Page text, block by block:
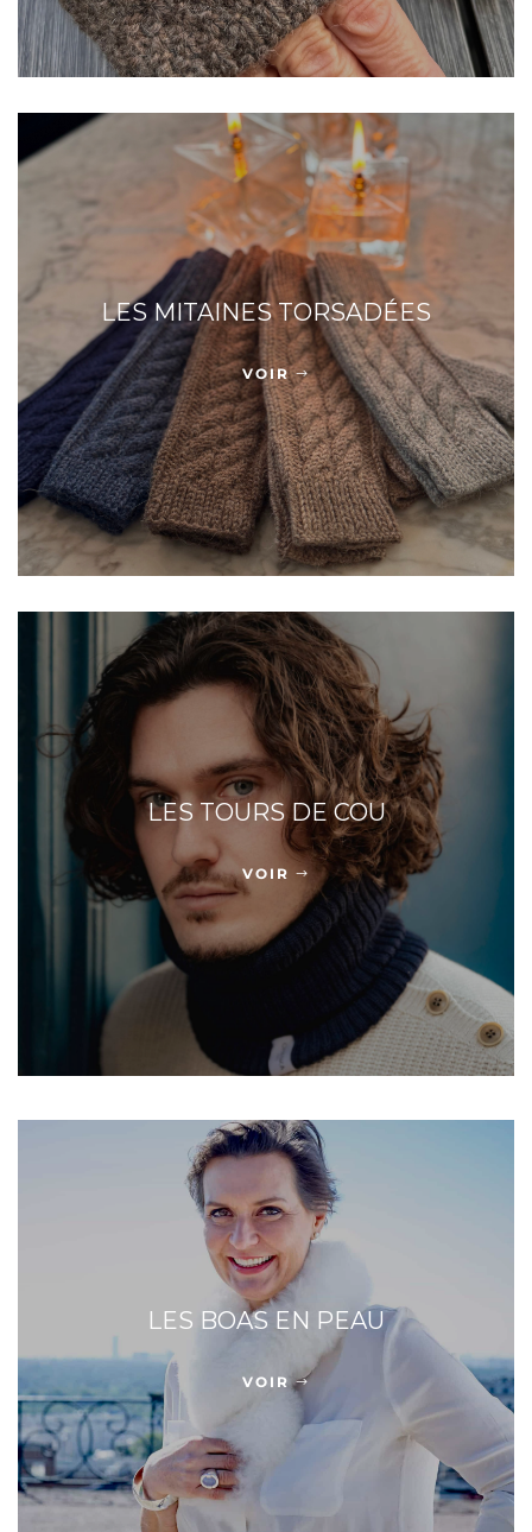
LES MITAINES TORSADÉES
VOIR
LES TOURS DE COU
VOIR
LES BOAS EN PEAU
VOIR